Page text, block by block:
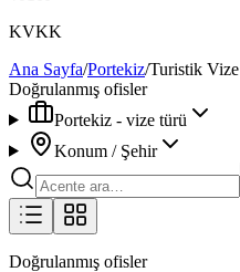
KVKK
Ana Sayfa/Portekiz/Turistik Vize
Doğrulanmış ofisler
Portekiz - vize türü
Konum / Şehir
Doğrulanmış ofisler